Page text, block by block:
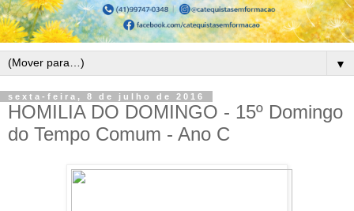
▼
sexta-feira, 8 de julho de 2016
HOMILIA DO DOMINGO - 15º Domingo
do Tempo Comum - Ano C